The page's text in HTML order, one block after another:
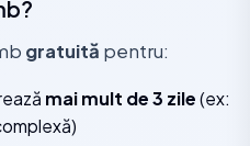
gratuită pentru:
mai mult de 3 zile(ex: